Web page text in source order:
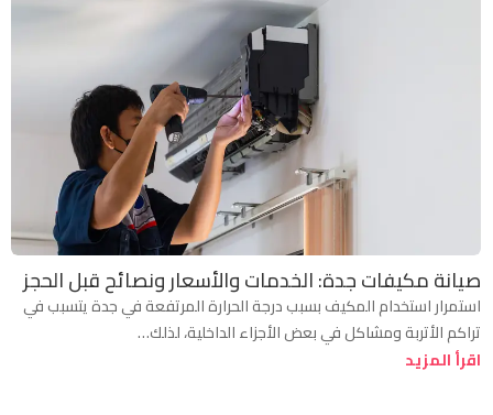
صيانة مكيفات جدة: الخدمات والأسعار ونصائح قبل الحجز
استمرار استخدام المكيف بسبب درجة الحرارة المرتفعة في جدة يتسبب في
تراكم الأتربة ومشاكل في بعض الأجزاء الداخلية، لذلك…
اقرأ المزيد